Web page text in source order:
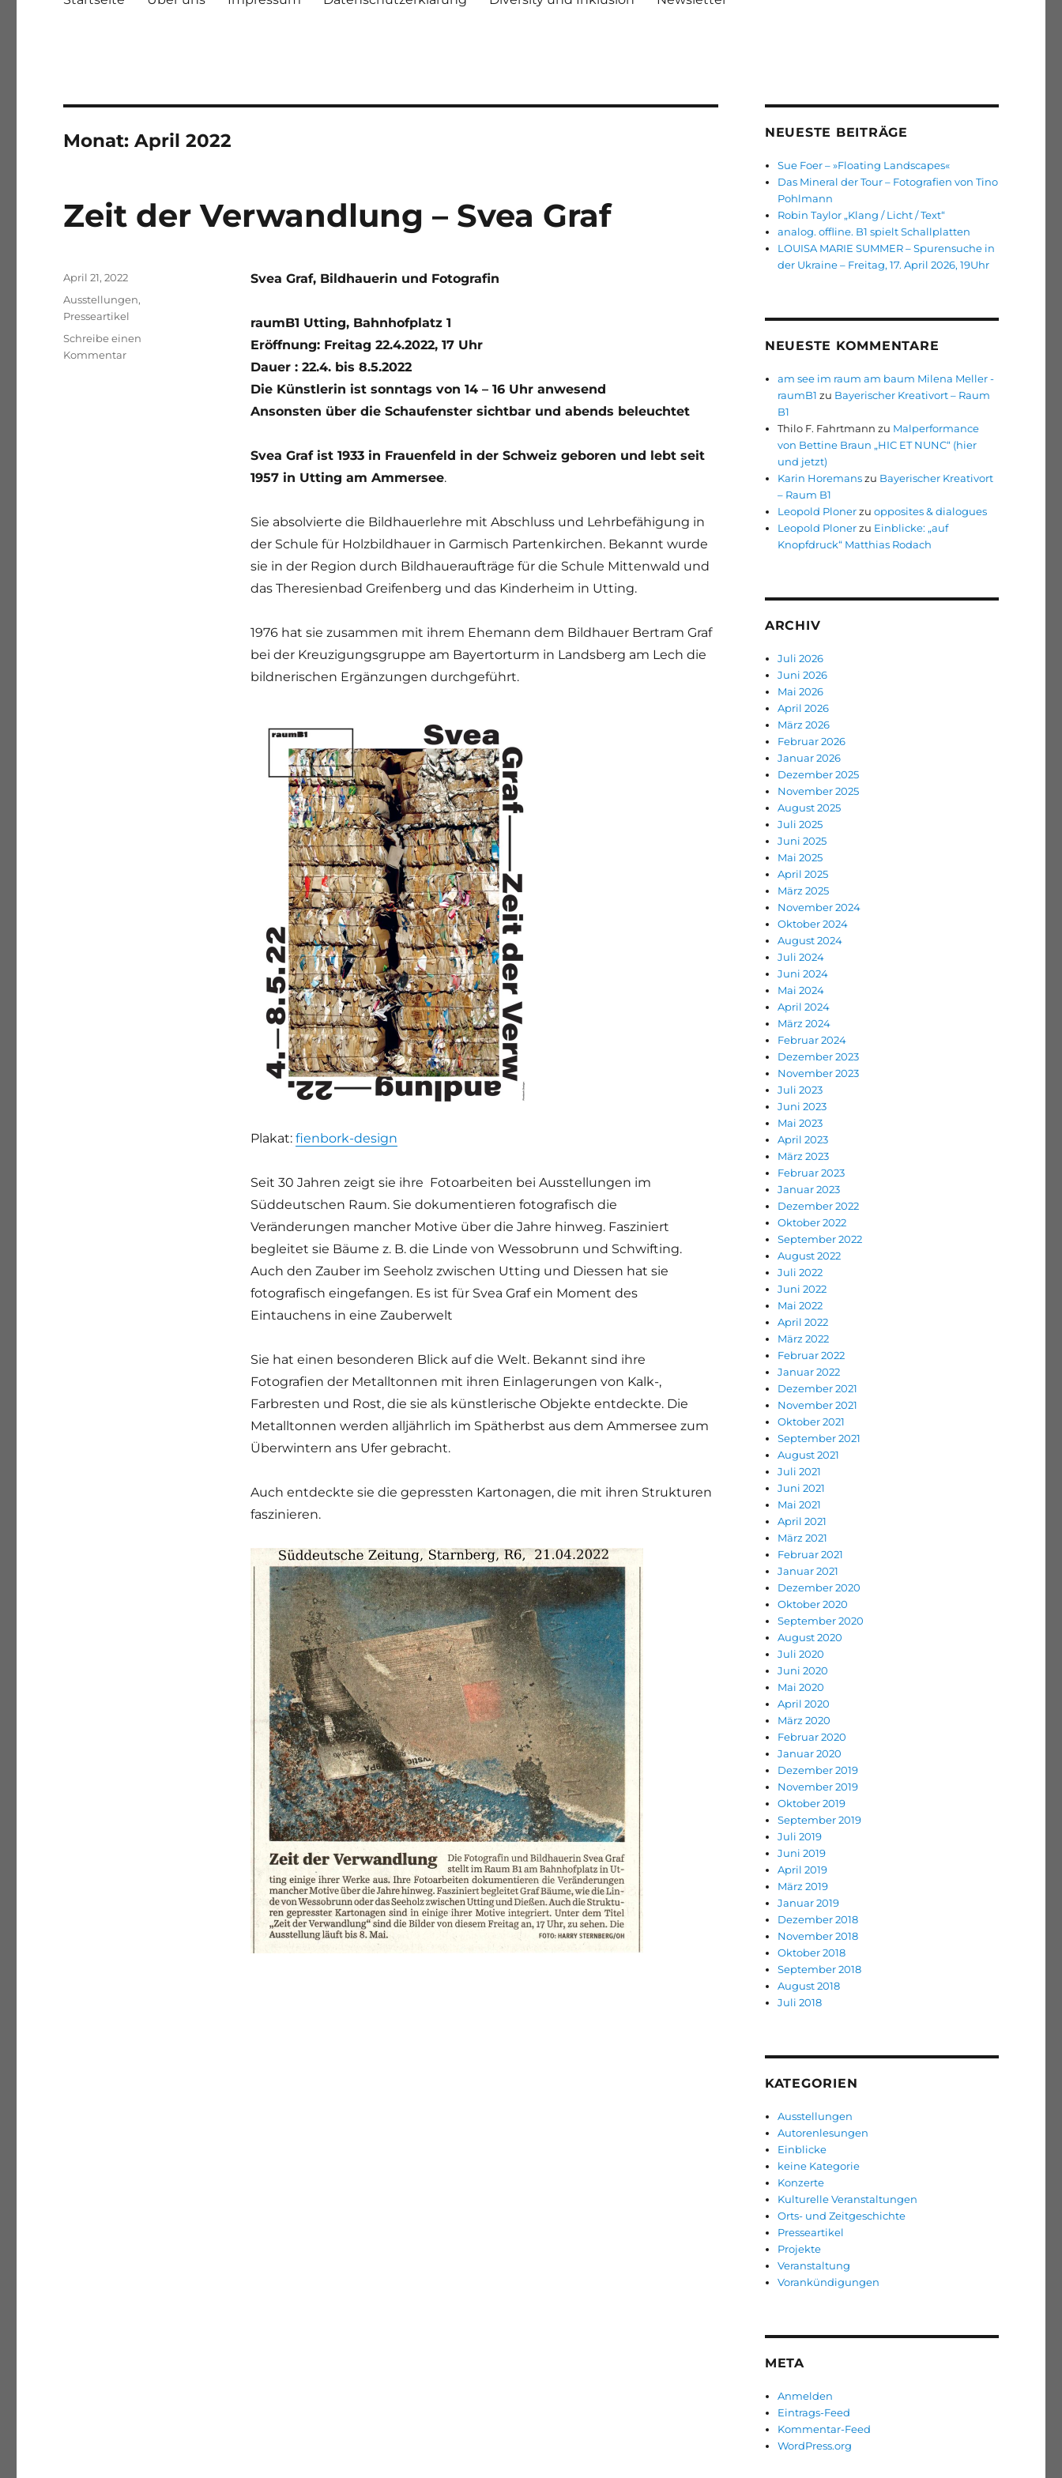
Monat:April 2022
Zeit der Verwandlung – Svea Graf
Svea Graf, Bildhauerin und Fotografin
raumB1 Utting, Bahnhofplatz 1
Eröffnung: Freitag 22.4.2022, 17 Uhr
Dauer : 22.4. bis 8.5.2022
Die Künstlerin ist sonntags von 14 – 16 Uhr anwesend
Ansonsten über die Schaufenster sichtbar und abends beleuchtet
Svea Graf ist 1933 in Frauenfeld in der Schweiz geboren und lebt seit
1957 in Utting am Ammersee.
Sie absolvierte die Bildhauerlehre mit Abschluss und Lehrbefähigung in
der Schule für Holzbildhauer in Garmisch Partenkirchen. Bekannt wurde
sie in der Region durch Bildhaueraufträge für die Schule Mittenwald und
das Theresienbad Greifenberg und das Kinderheim in Utting.
1976 hat sie zusammen mit ihrem Ehemann dem Bildhauer Bertram Graf
bei der Kreuzigungsgruppe am Bayertorturm in Landsberg am Lech die
bildnerischen Ergänzungen durchgeführt.
Plakat: fienbork-design
Seit 30 Jahren zeigt sie ihre Fotoarbeiten bei Ausstellungen im
Süddeutschen Raum. Sie dokumentieren fotografisch die
Veränderungen mancher Motive über die Jahre hinweg. Fasziniert
begleitet sie Bäume z. B. die Linde von Wessobrunn und Schwifting.
Auch den Zauber im Seeholz zwischen Utting und Diessen hat sie
fotografisch eingefangen. Es ist für Svea Graf ein Moment des
Eintauchens in eine Zauberwelt
Sie hat einen besonderen Blick auf die Welt. Bekannt sind ihre
Fotografien der Metalltonnen mit ihren Einlagerungen von Kalk-,
Farbresten und Rost, die sie als künstlerische Objekte entdeckte. Die
Metalltonnen werden alljährlich im Spätherbst aus dem Ammersee zum
Überwintern ans Ufer gebracht.
Auch entdeckte sie die gepressten Kartonagen, die mit ihren Strukturen
faszinieren.
Veröffentlicht
April 21, 2022
Kategorien
Ausstellungen,
Presseartikel
Schreibe einen
Kommentarzu
NEUESTE BEITRÄGE
Sue Foer – »Floating Landscapes«
Das Mineral der Tour – Fotografien von Tino
Pohlmann
Robin Taylor „Klang / Licht / Text“
analog. offline. B1 spielt Schallplatten
LOUISA MARIE SUMMER – Spurensuche in
der Ukraine – Freitag, 17. April 2026, 19Uhr
NEUESTE KOMMENTARE
am see im raum am baum Milena Meller -
raumB1 zu Bayerischer Kreativort – Raum
B1
Thilo F. Fahrtmann zu Malperformance
von Bettine Braun „HIC ET NUNC“ (hier
und jetzt)
Karin Horemanszu Bayerischer Kreativort
– Raum B1
Leopold Plonerzuopposites & dialogues
Leopold Plonerzu Einblicke: „auf
Knopfdruck“ Matthias Rodach
ARCHIV
Juli 2026
Juni 2026
Mai 2026
April 2026
März 2026
Februar 2026
Januar 2026
Dezember 2025
November 2025
August 2025
Juli 2025
Juni 2025
Mai 2025
April 2025
März 2025
November 2024
Oktober 2024
August 2024
Juli 2024
Juni 2024
Mai 2024
April 2024
März 2024
Februar 2024
Dezember 2023
November 2023
Juli 2023
Juni 2023
Mai 2023
April 2023
März 2023
Februar 2023
Januar 2023
Dezember 2022
Oktober 2022
September 2022
August 2022
Juli 2022
Juni 2022
Mai 2022
April 2022
März 2022
Februar 2022
Januar 2022
Dezember 2021
November 2021
Oktober 2021
September 2021
August 2021
Juli 2021
Juni 2021
Mai 2021
April 2021
März 2021
Februar 2021
Januar 2021
Dezember 2020
Oktober 2020
September 2020
August 2020
Juli 2020
Juni 2020
Mai 2020
April 2020
März 2020
Februar 2020
Januar 2020
Dezember 2019
November 2019
Oktober 2019
September 2019
Juli 2019
Juni 2019
April 2019
März 2019
Januar 2019
Dezember 2018
November 2018
Oktober 2018
September 2018
August 2018
Juli 2018
KATEGORIEN
Ausstellungen
Autorenlesungen
Einblicke
keine Kategorie
Konzerte
Kulturelle Veranstaltungen
Orts- und Zeitgeschichte
Presseartikel
Projekte
Veranstaltung
Vorankündigungen
META
Anmelden
Eintrags-Feed
Kommentar-Feed
WordPress.org